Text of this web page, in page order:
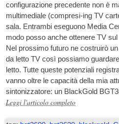
configurazione precedente non è
multimediale (compresi-ingTV
sala. Entrambi eseguono Media
modo posso anche ottenereTV sul
Nel prossimo futuro ne costruirò
da lettoTV così possiamo
letto. Tutte queste potenziali
vanno oltre le capacità della mia
sintonizzatore: un BlackGold
Leggi l'articolo completo